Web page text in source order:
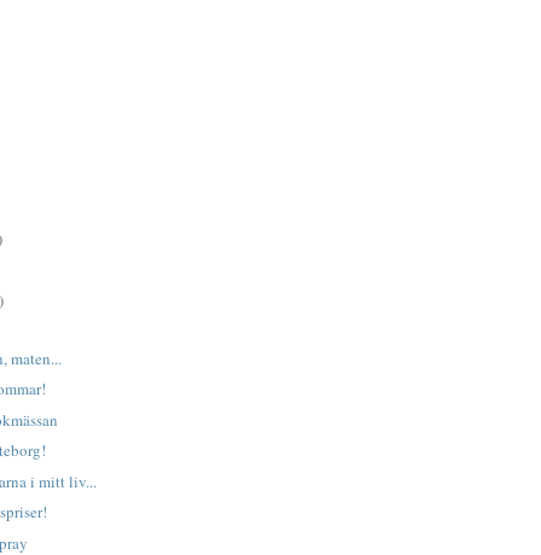
maten...
i mitt liv...